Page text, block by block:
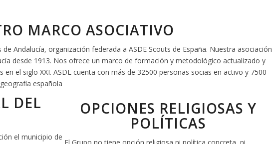
MARCO ASOCIATIVO
Andalucía, organización federada a ASDE Scouts de España. Nuestra asociación
desde 1913. Nos ofrece un marco de formación y metodológico actualizado y
el siglo XXI. ASDE cuenta con más de 32500 personas socias en activo y 7500
española
DEL
el municipio de
OPCIONES RELIGIOSAS Y
POLÍTICAS